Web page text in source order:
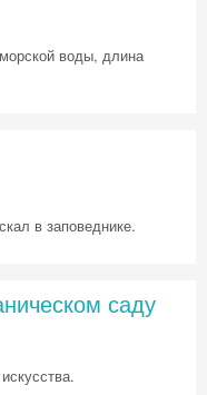
воды, длина
в заповеднике.
саду